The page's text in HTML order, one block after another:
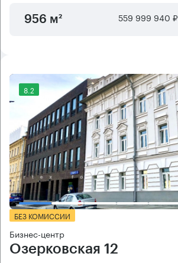
956 м² 559 999 940 ₽
8.2
БЕЗ КОМИССИИ
Бизнес-центр
Озерковская 12